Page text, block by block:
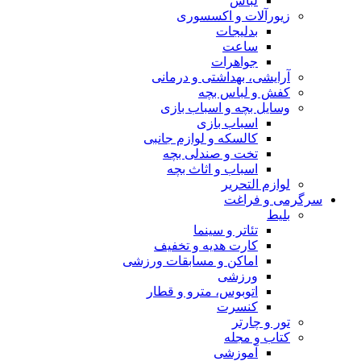
زیورآلات و اکسسوری
بدلیجات
ساعت
جواهرات
آرایشی، بهداشتی و درمانی
کفش و لباس بچه
وسایل بچه و اسباب بازی
اسباب بازی
کالسکه و لوازم جانبی
تخت و صندلی بچه
اسباب و اثاث بچه
لوازم التحریر
سرگرمی و فراغت
بلیط
تئاتر و سینما
کارت هدیه و تخفیف
اماکن و مسابقات ورزشی
ورزشی
اتوبوس، مترو و قطار
کنسرت
تور و چارتر
کتاب و مجله
آموزشی